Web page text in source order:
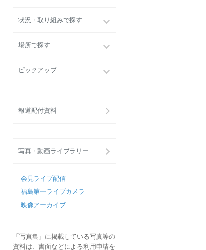
状況・取り組みで探す
場所で探す
ピックアップ
報道配付資料
写真・動画ライブラリー
会見ライブ配信
福島第一ライブカメラ
映像アーカイブ
「写真集」に掲載している写真等の
資料は、書面などによる利用申請を